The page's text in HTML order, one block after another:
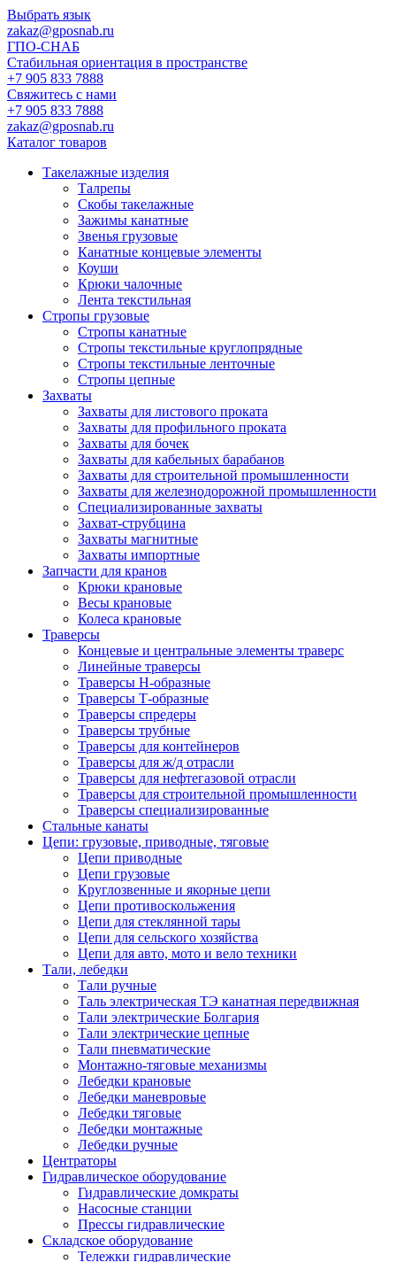
Выбрать язык
zakaz@gposnab.ru
ГПО-СНАБ
Стабильная ориентация в пространстве
+7 905 833 7888
Свяжитесь с нами
+7 905 833 7888
zakaz@gposnab.ru
Каталог товаров
Такелажные изделия
Талрепы
Скобы такелажные
Зажимы канатные
Звенья грузовые
Канатные концевые элементы
Коуши
Крюки чалочные
Лента текстильная
Стропы грузовые
Стропы канатные
Стропы текстильные круглопрядные
Стропы текстильные ленточные
Стропы цепные
Захваты
Захваты для листового проката
Захваты для профильного проката
Захваты для бочек
Захваты для кабельных барабанов
Захваты для строительной промышленности
Захваты для железнодорожной промышленности
Специализированные захваты
Захват-струбцина
Захваты магнитные
Захваты импортные
Запчасти для кранов
Крюки крановые
Весы крановые
Колеса крановые
Траверсы
Концевые и центральные элементы траверс
Линейные траверсы
Траверсы Н-образные
Траверсы Т-образные
Траверсы спредеры
Траверсы трубные
Траверсы для контейнеров
Траверсы для ж/д отрасли
Траверсы для нефтегазовой отрасли
Траверсы для строительной промышленности
Траверсы специализированные
Стальные канаты
Цепи: грузовые, приводные, тяговые
Цепи приводные
Цепи грузовые
Круглозвенные и якорные цепи
Цепи противоскольжения
Цепи для стеклянной тары
Цепи для сельского хозяйства
Цепи для авто, мото и вело техники
Тали, лебедки
Тали ручные
Таль электрическая ТЭ канатная передвижная
Тали электрические Болгария
Тали электрические цепные
Тали пневматические
Монтажно-тяговые механизмы
Лебедки крановые
Лебедки маневровые
Лебедки тяговые
Лебедки монтажные
Лебедки ручные
Центраторы
Гидравлическое оборудование
Гидравлические домкраты
Насосные станции
Прессы гидравлические
Складское оборудование
Тележки гидравлические